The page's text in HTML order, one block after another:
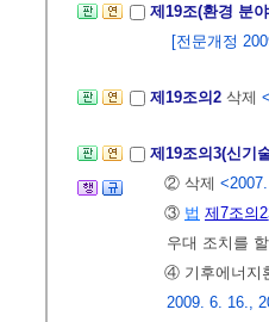
제19조(환경 분
[전문개정
제19조의2 삭제
제19조의3(신기
② 삭제
③ 법 제7조의2
우대 조치를
④ 기후에너지
2009. 6. 16.,